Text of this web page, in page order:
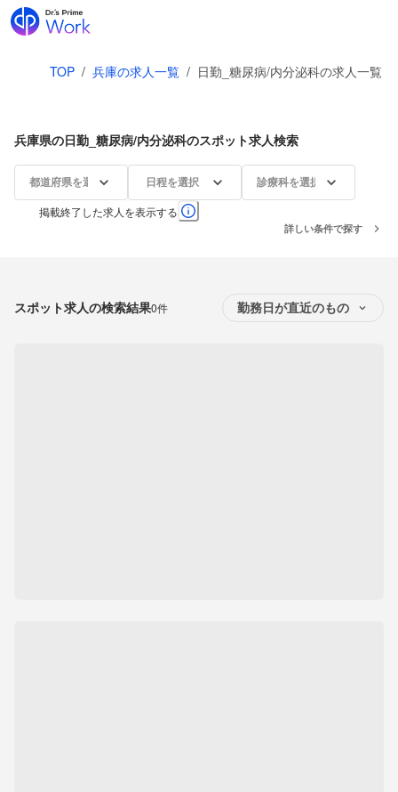
TOP / 兵庫の求人一覧 / 日勤_糖尿病/内分泌科の求人一覧
兵庫県の日勤_糖尿病/内分泌科のスポット求人検索
都道府県を選択 日程を選択 診療科を選択
掲載終了した求人を表示する
詳しい条件で探す
スポット求人の検索結果0件 勤務日が直近のもの